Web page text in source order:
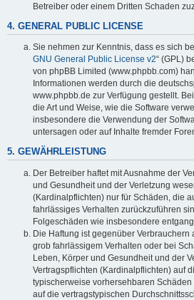
Betreiber oder einem Dritten Schaden
4. GENERAL PUBLIC LICENSE
Sie nehmen zur Kenntnis, dass es sich
GNU General Public License v2“ (GPL)
von phpBB Limited (www.phpbb.com)
Informationen werden durch die
www.phpbb.de zur Verfügung gestellt.
die Art und Weise, wie die Software
insbesondere die Verwendung der
untersagen oder auf Inhalte fremder
5. GEWÄHRLEISTUNG
Der Betreiber haftet mit Ausnahme der
und Gesundheit und der Verletzung
(Kardinalpflichten) nur für Schäden, die
fahrlässiges Verhalten zurückzuführen
Folgeschäden wie insbesondere
Die Haftung ist gegenüber
grob fahrlässigem Verhalten oder bei
Leben, Körper und Gesundheit und der
Vertragspflichten (Kardinalpflichten) auf
typischerweise vorhersehbaren
auf die vertragstypischen